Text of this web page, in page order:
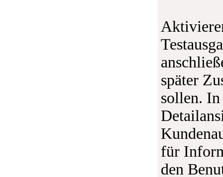
später
sollen.
für
den